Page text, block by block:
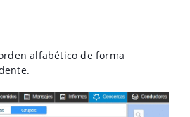
alfabético de forma